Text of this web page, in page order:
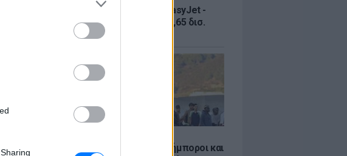
Συμφωνία εξαγοράς για την EasyJet -
Στην αμερικανική Appolo για 6,65 δισ.
Θέουτα: «Οι κάτοικοι είναι ανήμποροι και